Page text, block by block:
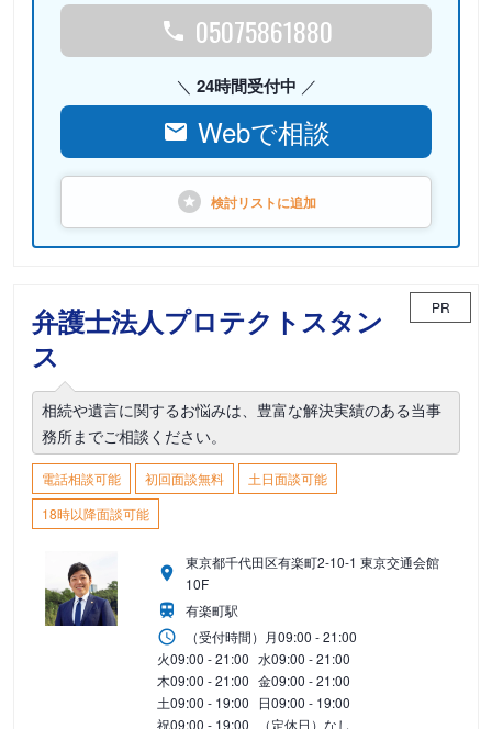
05075861880
24時間受付中
Webで相談
検討リストに追加
弁護士法人プロテクトスタン
ス
PR
相続や遺言に関するお悩みは、豊富な解決実績のある当事
務所までご相談ください。
電話相談可能 初回面談無料
土日面談可能
18時以降面談可能
東京都千代田区有楽町2-10-1 東京交通会館
10F
有楽町駅
（受付時間） 月09:00 - 21:00
火09:00 - 21:00 水09:00 - 21:00
木09:00 - 21:00 金09:00 - 21:00
土09:00 - 19:00 日09:00 - 19:00
祝09:00 - 19:00 （定休日）なし